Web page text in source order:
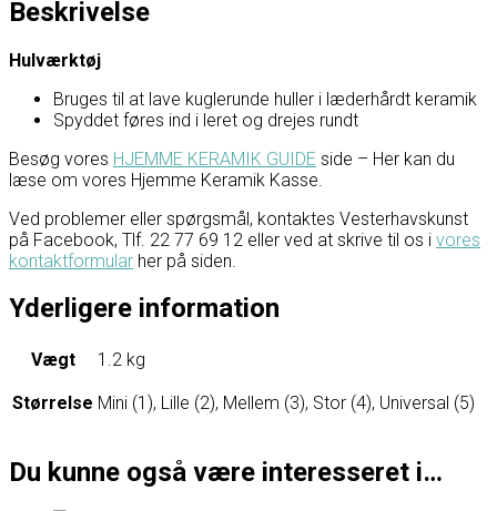
Beskrivelse
Hulværktøj
Bruges til at lave kuglerunde huller i læderhårdt keramik
Spyddet føres ind i leret og drejes rundt
Besøg vores HJEMME KERAMIK GUIDE side – Her kan du
læse om vores Hjemme Keramik Kasse.
Ved problemer eller spørgsmål, kontaktes Vesterhavskunst
på Facebook, Tlf. 22 77 69 12 eller ved at skrive til os i vores
kontaktformular her på siden.
Yderligere information
Vægt 1.2 kg
Størrelse Mini (1), Lille (2), Mellem (3), Stor (4), Universal (5)
Du kunne også være interesseret i…